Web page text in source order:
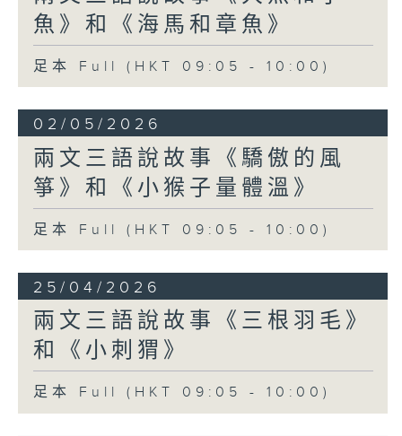
魚》和《海馬和章魚》
足本 Full (HKT 09:05 - 10:00)
02/05/2026
兩文三語說故事《驕傲的風
箏》和《小猴子量體溫》
足本 Full (HKT 09:05 - 10:00)
25/04/2026
兩文三語說故事《三根羽毛》
和《小刺猬》
足本 Full (HKT 09:05 - 10:00)